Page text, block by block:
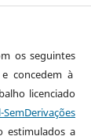
os seguintes
concedem à
licenciado
estimulados a